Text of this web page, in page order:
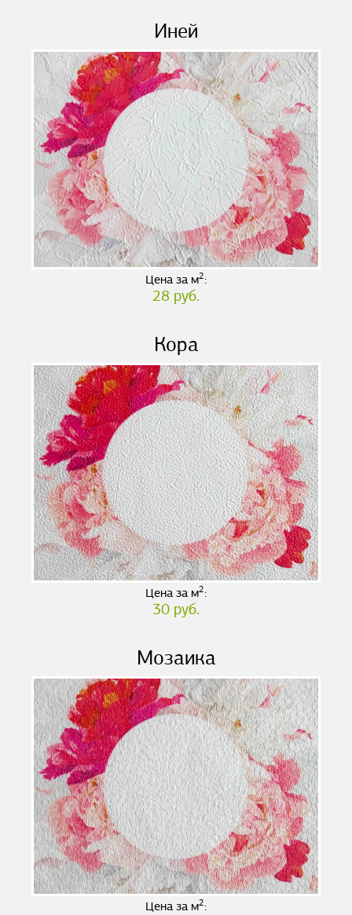
Иней
Цена за м2:
28 руб.
Кора
Цена за м2:
30 руб.
Мозаика
Цена за м2: